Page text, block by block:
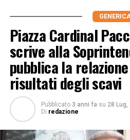
Piazza Cardinal
scrive alla
pubblica la
risultati degli scavi
Pubblicato 3 anni fa su 28 Lug,
Di redazione